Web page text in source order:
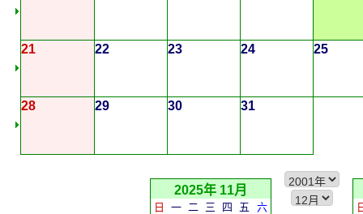
21 22 23 24 25
28 29 30 31
2025年 11月
日 一 二 三 四 五
六